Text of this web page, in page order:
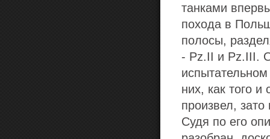
танками
похода в
полосы,
- Pz.II и Pz.III.
них, как того
произвел,
Судя по его